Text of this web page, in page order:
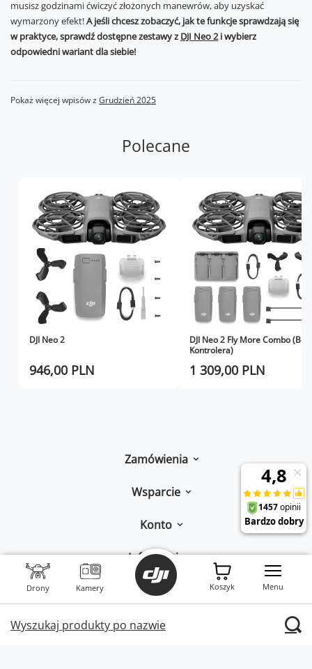
Drony Kamery
Wyszukaj produkty po nazwie
Koszyk Menu
musisz godzinami ćwiczyć złożonych manewrów, aby uzyskać
wymarzony efekt!A jeśli chcesz zobaczyć, jak te funkcje sprawdzają się
w praktyce, sprawdź dostępne zestawy z DJI Neo 2i wybierz
odpowiedni wariant dla siebie!
Pokaż więcej wpisów z Grudzień 2025
Polecane
DJI Neo 2
946,00 PLN
DJI Neo 2 Fly More Combo (Bez
Kontrolera)
1 309,00 PLN
Zamówienia
Wsparcie
Konto
Informacje
W sklepie prezentujemy ceny brutto (z VAT).
Stawki VAT dla konsumentów z
kraju:Polska